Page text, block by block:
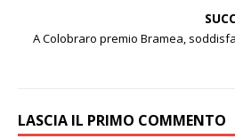
A Colobraro premio Bramea,
LASCIA IL PRIMO COMMENTO